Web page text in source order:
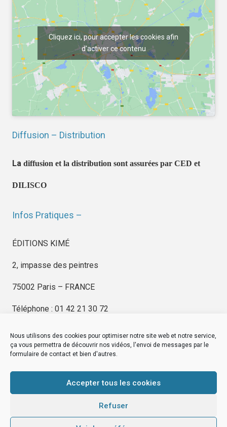
Nous utilisons des cookies pour optimiser notre site web et notre service,
ça vous permettra de découvrir nos vidéos, l'envoi de messages par le
formulaire de contact et bien d'autres.
Accepter tous les cookies
Refuser
Cliquez ici, pour accepter les cookies afin
d'activer ce contenu
Diffusion – Distribution
La diffusion et la distribution sont assurées par CED et
DILISCO
Infos Pratiques –
ÉDITIONS KIMÉ
2, impasse des peintres
75002 Paris – FRANCE
Téléphone : 01 42 21 30 72
EDITIONS KIMÉ
Mentions Légales
© byeDovel.com